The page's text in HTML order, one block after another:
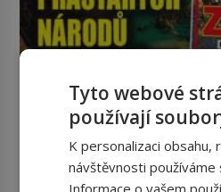
Tyto webové
používají
K personalizaci obsahu,
návštěvnosti používáme
Informace o vašem